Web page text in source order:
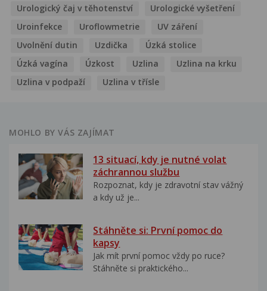
Urologický čaj v těhotenství
Urologické vyšetření
Uroinfekce
Uroflowmetrie
UV záření
Uvolnění dutin
Uzdička
Úzká stolice
Úzká vagína
Úzkost Uzlina
Uzlina na krku
Uzlina v podpaží
Uzlina v třísle
MOHLO BY VÁS ZAJÍMAT
13 situací, kdy je nutné volat
záchrannou službu
Rozpoznat, kdy je zdravotní stav vážný
a kdy už je...
Stáhněte si: První pomoc do
kapsy
Jak mít první pomoc vždy po ruce?
Stáhněte si praktického...